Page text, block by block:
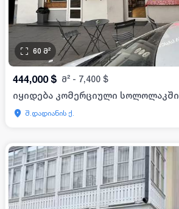
60 მ²
444,000 $ მ² - 7,400 $
იყიდება კომერციული სოლოლაკში
შ.დადიანის ქ.